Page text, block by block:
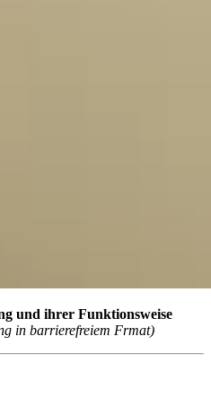
und ihrer Funktionsweise
in barrierefreiem Frmat)